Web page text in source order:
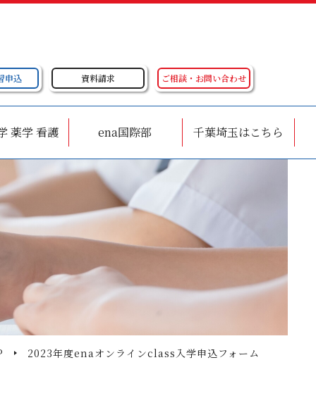
申込 資料請求 ご相談・お問い合わせ
薬学 看護 ena国際部 千葉埼玉はこちら
2023年度enaオンラインclass入学申込フォーム